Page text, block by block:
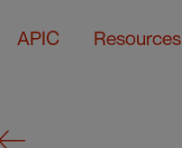
APIC Resources